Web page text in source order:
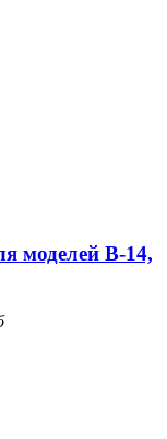
моделей B-14,